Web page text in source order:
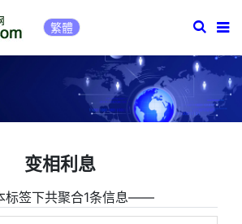
繁體
变相利息
签下共聚合1条信息――